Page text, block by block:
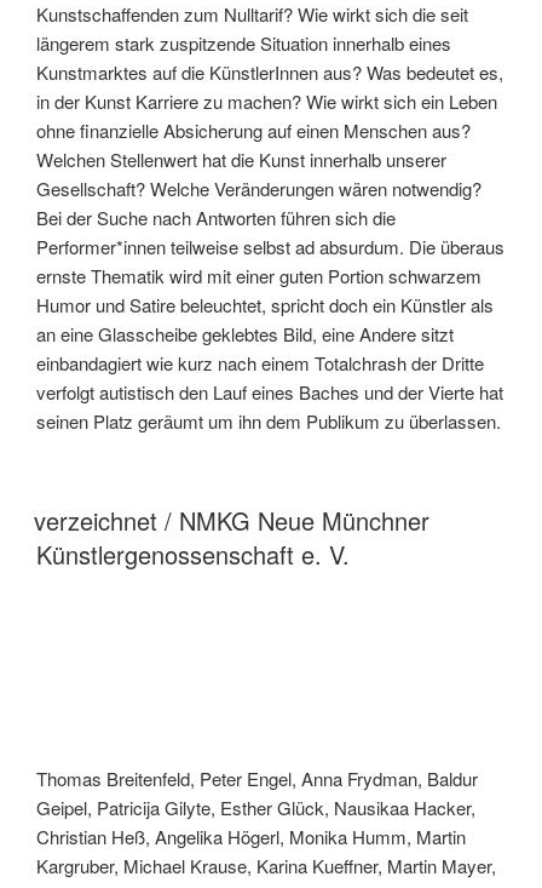
Kunstschaffenden zum Nulltarif? Wie wirkt sich die seit
längerem stark zuspitzende Situation innerhalb eines
Kunstmarktes auf die KünstlerInnen aus? Was bedeutet es,
in der Kunst Karriere zu machen? Wie wirkt sich ein Leben
ohne finanzielle Absicherung auf einen Menschen aus?
Welchen Stellenwert hat die Kunst innerhalb unserer
Gesellschaft? Welche Veränderungen wären notwendig?
Bei der Suche nach Antworten führen sich die
Performer*innen teilweise selbst ad absurdum. Die überaus
ernste Thematik wird mit einer guten Portion schwarzem
Humor und Satire beleuchtet, spricht doch ein Künstler als
an eine Glasscheibe geklebtes Bild, eine Andere sitzt
einbandagiert wie kurz nach einem Totalchrash der Dritte
verfolgt autistisch den Lauf eines Baches und der Vierte hat
seinen Platz geräumt um ihn dem Publikum zu überlassen.
VERÖFFENTLICHT
AM
verzeichnet / NMKG Neue Münchner
Künstlergenossenschaft e. V.
Thomas Breitenfeld, Peter Engel, Anna Frydman, Baldur
Geipel, Patricija Gilyte, Esther Glück, Nausikaa Hacker,
Christian Heß, Angelika Högerl, Monika Humm, Martin
Kargruber, Michael Krause, Karina Kueffner, Martin Mayer,